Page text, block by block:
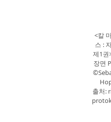
<칼
스 :
제1권
장면
출처: